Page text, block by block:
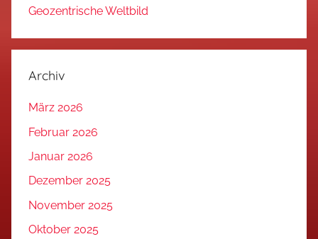
Geozentrische Weltbild
Archiv
März 2026
Februar 2026
Januar 2026
Dezember 2025
November 2025
Oktober 2025